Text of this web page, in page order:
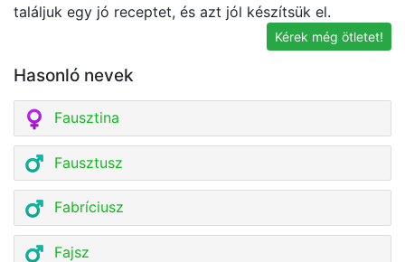
találjuk egy jó receptet, és azt jól készítsük el.
Kérek még ötletet!
Hasonló nevek
Fausztina
Fausztusz
Fabríciusz
Fajsz